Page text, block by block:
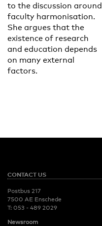
to the discussion around
faculty harmonisation.
She argues that the
existence of research
and education depends
on many external
factors.
CONTACT US
Postbus 217
7500 AE Enschede
T: 053 - 489 2029
Newsroom